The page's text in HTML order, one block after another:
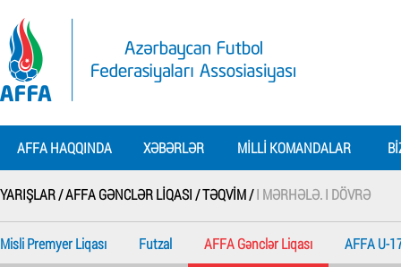
AFFA HAQQINDA XƏBƏRLƏR MILLI KOMANDALAR
YARIŞLAR /AFFA GƏNCLƏR LIQASI /TƏQVIM /I MƏRHƏLƏ. I DÖVRƏ
Misli Premyer Liqası Futzal AFFA Gənclər Liqası AFFA U-